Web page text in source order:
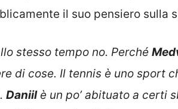
il suo pensiero sulla
stesso tempo no. Perché
di cose. Il tennis è uno sport
Daniilè un po’ abituato a certi